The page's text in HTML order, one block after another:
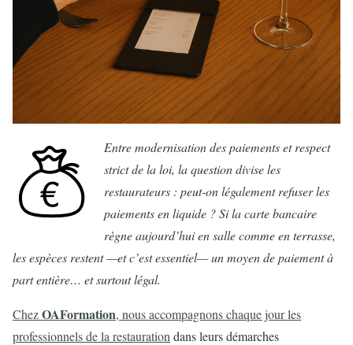
Entre modernisation des paiements et respect
strict de la loi, la question divise les
restaurateurs : peut-on légalement refuser les
paiements en liquide ? Si la carte bancaire
règne aujourd’hui en salle comme en terrasse,
les espèces restent —et c’est essentiel— un moyen de paiement à
part entière… et surtout légal.
ChezOAFormation, nous accompagnons chaque jour les
professionnels de la restauration dans leurs démarches